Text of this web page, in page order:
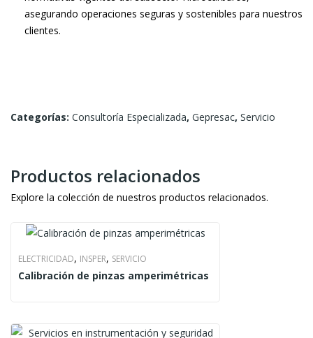
sec
asegurando operaciones seguras y sostenibles para nuestros
clientes.
Categorías: Consultoría Especializada, Gepresac, Servicio
Productos relacionados
Explore la colección de nuestros productos relacionados.
ELECTRICIDAD, INSPER, SERVICIO
Calibración de pinzas amperimétricas